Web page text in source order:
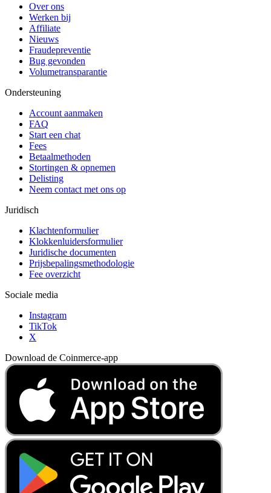
Over ons
Werken bij
Affiliate
Nieuws
Fraudepreventie
Bug gevonden
Volumetransparantie
Ondersteuning
Account aanmaken
FAQ
Start een chat
Fees
Betaalmethoden
Stortingen & opnemen
Delisting
Neem contact met ons op
Juridisch
Klachtenformulier
Klokkenluidersformulier
Juridische documenten
Prijsbepalingsmethodologie
Fee overzicht
Sociale media
Instagram
TikTok
X
Download de Coinmerce-app